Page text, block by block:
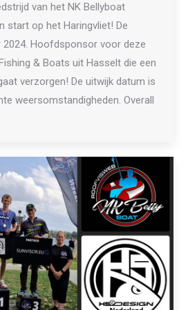
van het NK Bellyboat
start op het Haringvliet! De
Hoofdsponsor voor deze
& Boats uit Hasselt die een
verzorgen! De uitwijk datum is
weersomstandigheden. Overall